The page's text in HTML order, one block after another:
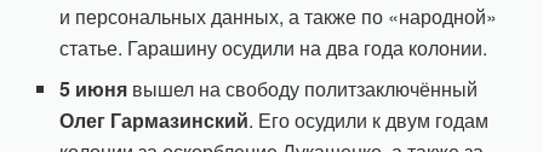
и персональных данных, а также по «народной»
статье. Гарашину осудили на два года колонии.
5 июня вышел на свободу политзаключённый
Олег Гармазинский. Его осудили к двум годам